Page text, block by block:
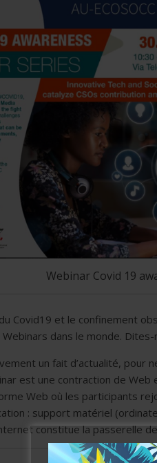
Webinar Covid 19
Covid19 et le confinement
dans le monde. Dites-
un fait d’actualité, pour
est une contraction de Web
Web où les participants
: support matériel
constitue la passerelle